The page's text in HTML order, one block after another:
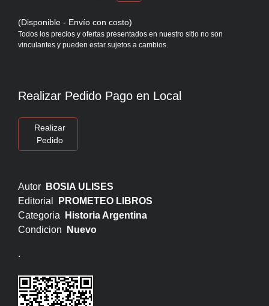
(Disponible - Envío con costo)
Todos los precios y ofertas presentados en nuestro sitio no son
vinculantes y pueden estar sujetos a cambios.
Realizar Pedido Pago en Local
Realizar
Pedido
Autor
BOSIA ULISES
Editorial
PROMETEO LIBROS
Categoria
Historia Argentina
Condicion
Nuevo
.